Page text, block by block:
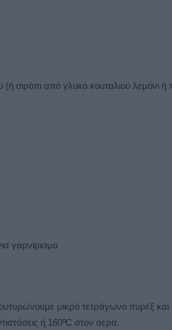
σιρόπι από γλυκό κουταλιού λεμόνι ή
γαρνίρισμα
μικρό τετράγωνο πυρέξ και
ή 160ºC στον αέρα.